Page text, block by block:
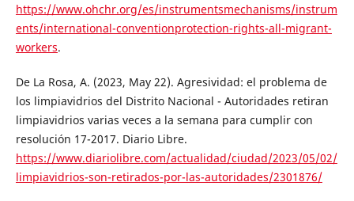
https://www.ohchr.org/es/instrumentsmechanisms/instrum
ents/international-conventionprotection-rights-all-migrant-
workers.
De La Rosa, A. (2023, May 22). Agresividad: el problema de
los limpiavidrios del Distrito Nacional - Autoridades retiran
limpiavidrios varias veces a la semana para cumplir con
resolución 17-2017. Diario Libre.
https://www.diariolibre.com/actualidad/ciudad/2023/05/02/
limpiavidrios-son-retirados-por-las-autoridades/2301876/